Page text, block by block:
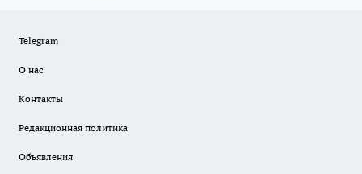
Telegram
О нас
Контакты
Редакционная политика
Объявления